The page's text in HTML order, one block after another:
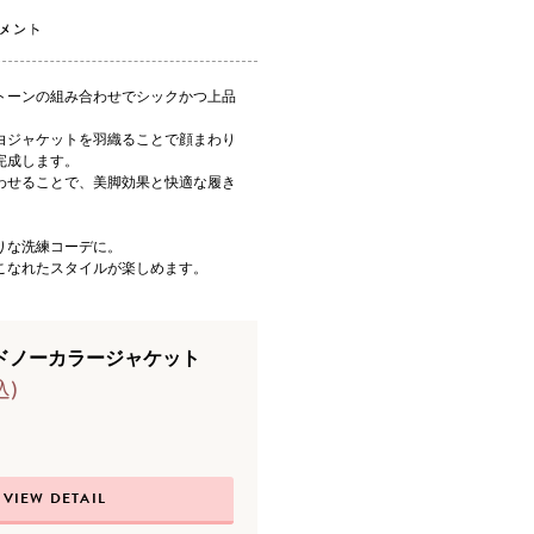
ンの組み合わせでシックかつ上品
ャケットを羽織ることで顔まわり
します。
ることで、美脚効果と快適な履き
洗練コーデに。
れたスタイルが楽しめます。
ノーカラージャケット
)
VIEW DETAIL